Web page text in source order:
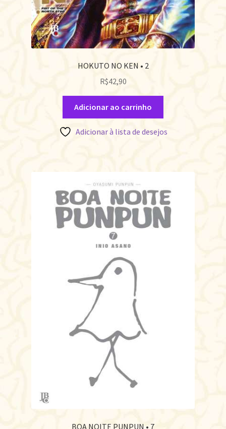
HOKUTO NO KEN • 2
R$42,90
Adicionar ao carrinho
Adicionar à lista de desejos
BOA NOITE PUNPUN • 7